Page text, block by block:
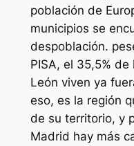
población de
municipios se
despoblación.
PISA, el 35,5%
León viven ya
eso, es la región
de su territorio, y
Madrid hay más